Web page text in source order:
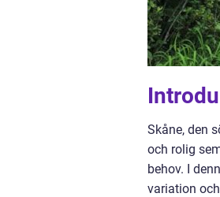
Skåne, den
och rolig
behov. I
variation